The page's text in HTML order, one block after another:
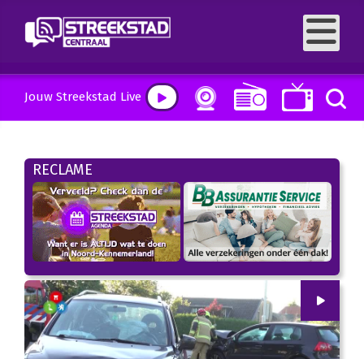
Jouw Streekstad Live
RECLAME
00:00